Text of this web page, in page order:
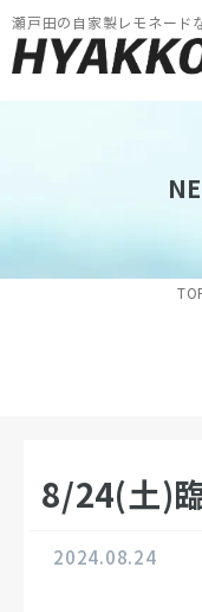
瀬戸田の自家製レモネード
8/24(土)
2024.08.24